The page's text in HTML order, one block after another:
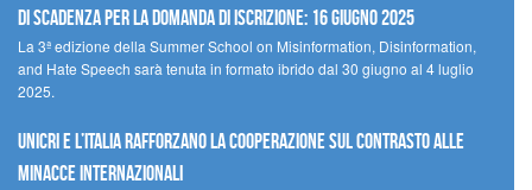
di scadenza per la domanda di iscrizione: 16 giugno 2025
La 3ª edizione della Summer School on Misinformation, Disinformation,
and Hate Speech sarà tenuta in formato ibrido dal 30 giugno al 4 luglio
2025.
UNICRI e l’Italia rafforzano la cooperazione sul contrasto alle
minacce internazionali